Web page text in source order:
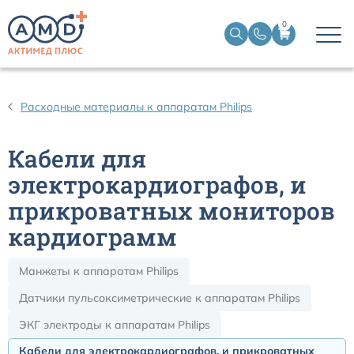
0
Расходные материалы к аппаратам Philips
Кабели для
электрокардиографов, и
прикроватных мониторов
кардиограмм
Манжеты к аппаратам Philips
Датчики пульсоксиметрические к аппаратам Philips
ЭКГ электроды к аппаратам Philips
Кабели для электрокардиографов, и прикроватных
Датчики ЭЭГ BIS
Кабели пациента ЭКГ
Датчики температурные медицинские к мониторам
Кабели для кардиографов
Датчики кислорода для ИВЛ